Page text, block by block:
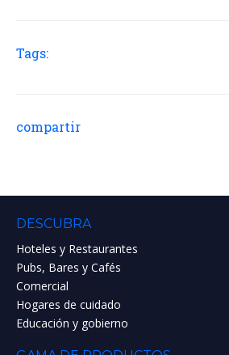
Tags:
compartir
DESCUBRA
Hoteles y Restaurantes
Pubs, Bares y Cafés
Comercial
Hogares de cuidado
Educación y gobierno